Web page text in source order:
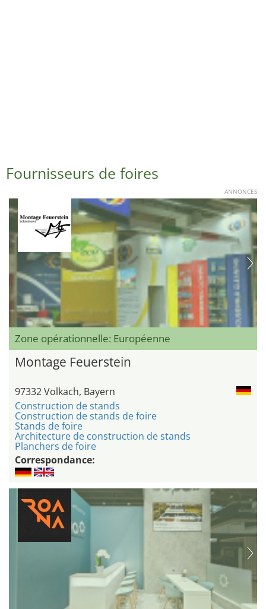
Fournisseurs de foires
ANNONCES
Zone opérationnelle: Européenne
Montage Feuerstein
97332 Volkach, Bayern
Construction de stands
Construction de stands de foire
Stands de foire
Architecture de construction de stands
Planchers de foire
Correspondance: